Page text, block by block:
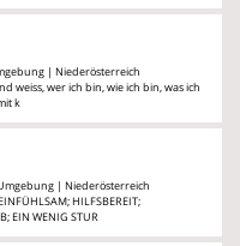
| Niederösterreich
weiss, wer ich bin, wie ich bin, was ich
k
| Niederösterreich
HILFSBEREIT;
EIN WENIG STUR